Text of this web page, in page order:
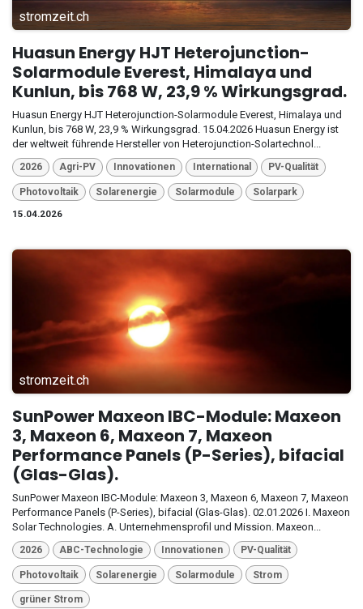
stromzeit.ch
Huasun Energy HJT Heterojunction-
Solarmodule Everest, Himalaya und
Kunlun, bis 768 W, 23,9 % Wirkungsgrad.
Huasun Energy HJT Heterojunction-Solarmodule Everest, Himalaya und
Kunlun, bis 768 W, 23,9 % Wirkungsgrad. 15.04.2026 Huasun Energy ist
der weltweit führende Hersteller von Heterojunction-Solartechnol...
2026 Agri-PV Innovationen International PV-Qualität
Photovoltaik Solarenergie Solarmodule
Solarpark
15.04.2026
stromzeit.ch
SunPower Maxeon IBC-Module: Maxeon
3, Maxeon 6, Maxeon 7, Maxeon
Performance Panels (P-Series), bifacial
(Glas-Glas).
SunPower Maxeon IBC-Module: Maxeon 3, Maxeon 6, Maxeon 7, Maxeon
Performance Panels (P-Series), bifacial (Glas-Glas). 02.01.2026 I. Maxeon
Solar Technologies. A. Unternehmensprofil und Mission. Maxeon...
2026 ABC-Technologie Innovationen PV-Qualität
Photovoltaik Solarenergie Solarmodule Strom
grüner Strom